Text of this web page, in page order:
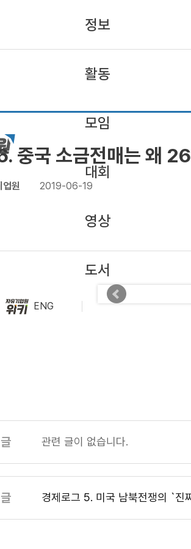
정보
활동
모임
대회
영상
도서
ENG
중국 소금전매는 왜
업원 2019-06-19
관련 글이 없습니다.
경제로그 5. 미국 남북전쟁의 `진